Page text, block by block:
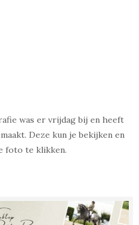
was er vrijdag bij en heeft
Deze kun je bekijken en
foto te klikken.